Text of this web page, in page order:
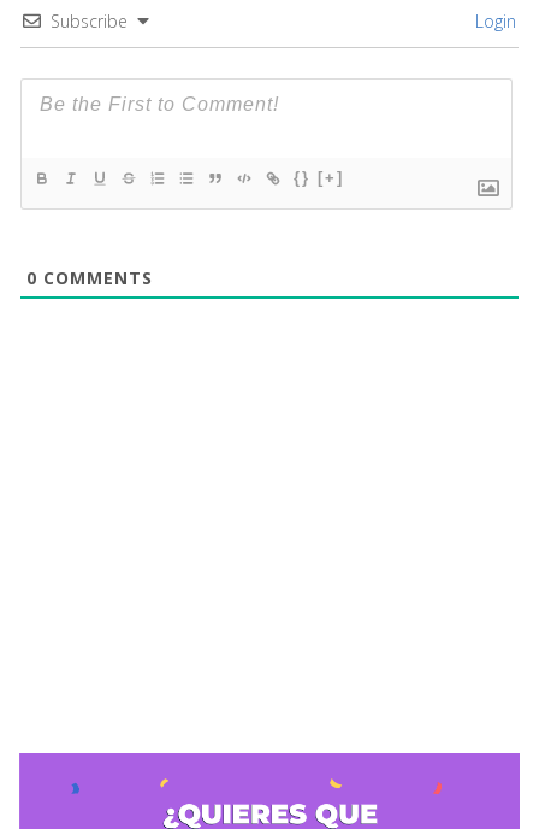
Subscribe Login
{} [+]
0 COMMENTS